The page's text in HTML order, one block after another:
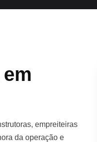
empreiteiras
da operação e